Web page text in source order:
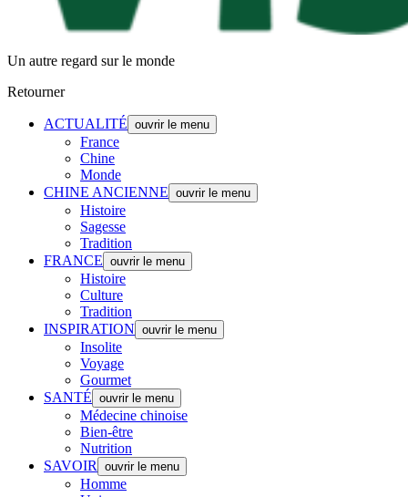
Un autre regard sur le monde
Retourner
ACTUALITÉ ouvrir le menu
France
Chine
Monde
CHINE ANCIENNE ouvrir le menu
Histoire
Sagesse
Tradition
FRANCE ouvrir le menu
Histoire
Culture
Tradition
INSPIRATION ouvrir le menu
Insolite
Voyage
Gourmet
SANTÉ ouvrir le menu
Médecine chinoise
Bien-être
Nutrition
SAVOIR
ouvrir le menu
Homme